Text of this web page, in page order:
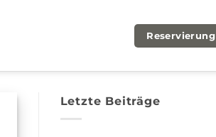
Reservierung
Letzte Beiträge